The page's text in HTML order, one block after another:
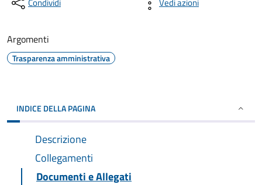
Argomenti
Trasparenza amministrativa
INDICE DELLA PAGINA
Descrizione
Collegamenti
Documenti e Allegati